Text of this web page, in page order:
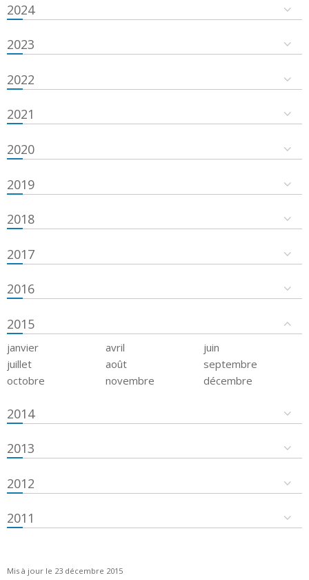
2024
2023
2022
2021
2020
2019
2018
2017
2016
2015
janvier avril
juin
juillet
août
septembre
octobre
novembre décembre
2014
2013
2012
2011
Mis à jour le 23 décembre 2015